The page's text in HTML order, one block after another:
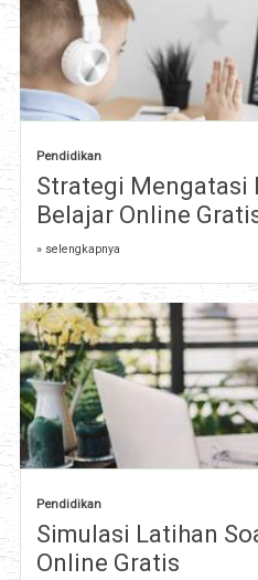
Pendidikan
Strategi Mengatasi
Belajar Online
» selengkapnya
Pendidikan
Simulasi Latihan
Online Gratis